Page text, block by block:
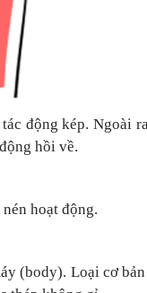
động kép. Ngoài
hồi về.
hoạt động.
(body). Loại cơ